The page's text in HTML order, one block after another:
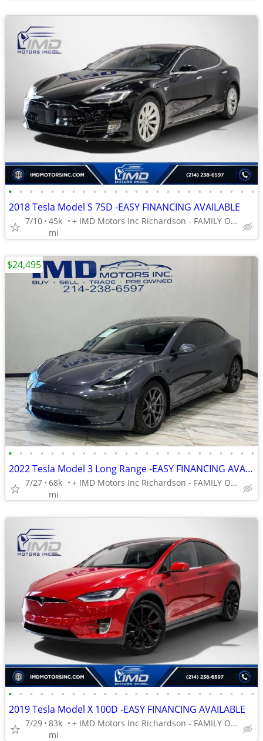
• • • • • • • • • • • • • • • • • • • • • • • •
2018 Tesla Model S 75D -EASY FINANCING AVAILABLE
7/10 45k
mi
+ IMD Motors Inc Richardson - FAMILY OWNED AND OPERATED !
• • • • • • • • • • • • • • • • • • • • • • • •
2022 Tesla Model 3 Long Range -EASY FINANCING AVAILABLE
7/27 68k
mi
+ IMD Motors Inc Richardson - FAMILY OWNED AND OPERATED !
$24,495
• • • • • • • • • • • • • • • • • • • • • • • •
2019 Tesla Model X 100D -EASY FINANCING AVAILABLE
7/29 83k
mi
+ IMD Motors Inc Richardson - FAMILY OWNED AND OPERATED !